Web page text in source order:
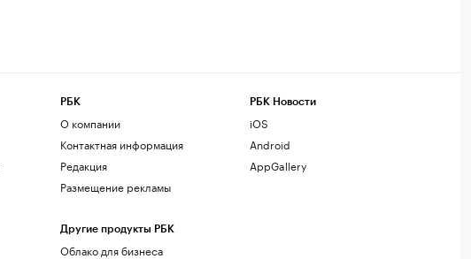
РБК
О компании
Контактная информация
Редакция
Размещение рекламы
Другие продукты РБК
Облако для бизнеса
РБК Новости
iOS
Android
AppGallery